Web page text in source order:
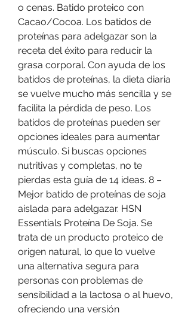
o cenas. Batido proteico con
Cacao/Cocoa. Los batidos de
proteínas para adelgazar son la
receta del éxito para reducir la
grasa corporal. Con ayuda de los
batidos de proteínas, la dieta diaria
se vuelve mucho más sencilla y se
facilita la pérdida de peso. Los
batidos de proteínas pueden ser
opciones ideales para aumentar
músculo. Si buscas opciones
nutritivas y completas, no te
pierdas esta guía de 14 ideas. 8 –
Mejor batido de proteínas de soja
aislada para adelgazar. HSN
Essentials Proteína De Soja. Se
trata de un producto proteico de
origen natural, lo que lo vuelve
una alternativa segura para
personas con problemas de
sensibilidad a la lactosa o al huevo,
ofreciendo una versión